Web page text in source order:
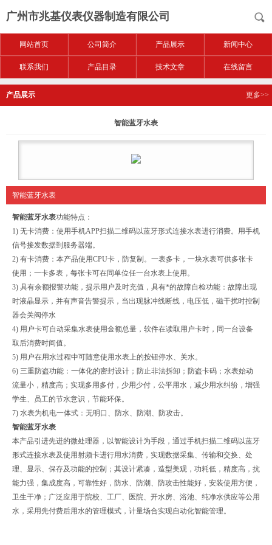
广州市兆基仪表仪器制造有限公司
网站首页 公司简介 产品展示 新闻中心
联系我们 产品目录 技术文章 在线留言
产品展示 更多>>
智能蓝牙水表
智能蓝牙水表
智能蓝牙水表功能特点：
1) 无卡消费：使用手机APP扫描二维码以蓝牙形式连接水表进行消费。用手机
信号接发数据到服务器端。
2) 有卡消费：本产品使用CPU卡，防复制。一表多卡，一块水表可供多张卡
使用；一卡多表，每张卡可在同单位任一台水表上使用。
3) 具有余额报警功能，提示用户及时充值，具有*的故障自检功能：故障出现
时液晶显示，并有声音告警提示，当出现脉冲线断线，电压低，磁干扰时控制
器会关阀停水
4) 用户卡可自动采集水表使用金额总量，软件在读取用户卡时，同一台设备
取后消费时间值。
5) 用户在用水过程中可随意使用水表上的按钮停水、关水。
6) 三重防盗功能：一体化的密封设计；防止非法拆卸；防盗卡码；水表始动
流量小，精度高；实现多用多付，少用少付，公平用水，减少用水纠纷，增强
学生、员工的节水意识，节能环保。
7) 水表为机电一体式：无明口、防水、防潮、防攻击。
智能蓝牙水表
本产品引进先进的微处理器，以智能设计为手段，通过手机扫描二维码以蓝牙
形式连接水表及使用射频卡进行用水消费，实现数据采集、传输和交换、处
理、显示、保存及功能的控制；其设计紧凑，造型美观，功耗低，精度高，抗
能力强，集成度高，可靠性好，防水、防潮、防攻击性能好，安装使用方便，
卫生干净；广泛应用于院校、工厂、医院、开水房、浴池、纯净水供应等公用
水，采用先付费后用水的管理模式，计量场合实现自动化智能管理。